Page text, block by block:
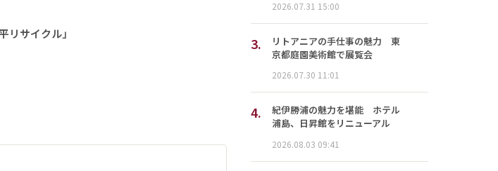
サイクル」
2026.07.31 15:00
3.
リトアニアの手仕事の魅力 東
京都庭園美術館で展覧会
2026.07.30 11:01
4.
紀伊勝浦の魅力を堪能 ホテル
浦島、日昇館をリニューアル
2026.08.03 09:41